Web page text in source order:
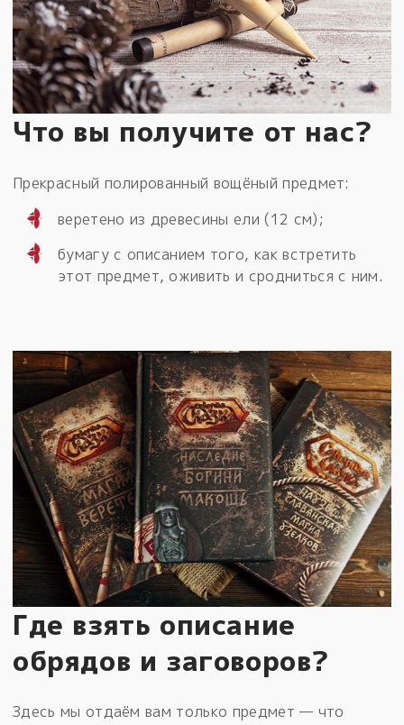
Что вы получите от нас?
Прекрасный полированный вощёный предмет:
веретено из древесины ели (12 см);
бумагу с описанием того, как встретить
этот предмет, оживить и сродниться с ним.
Где взять описание
обрядов и заговоров?
Здесь мы отдаём вам только предмет — что